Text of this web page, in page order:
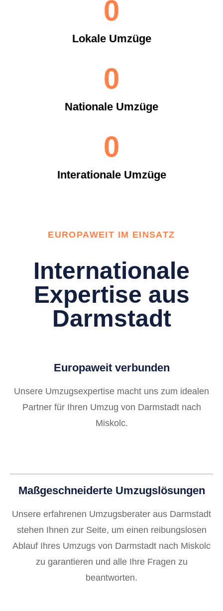
Lokale Umzüge
0
Nationale Umzüge
0
Interationale Umzüge
0
EUROPAWEIT IM EINSATZ
Internationale
Expertise aus
Darmstadt
Europaweit verbunden
Unsere Umzugsexpertise macht uns zum idealen
Partner für Ihren Umzug von Darmstadt nach
Miskolc.
Maßgeschneiderte Umzugslösungen
Unsere erfahrenen Umzugsberater aus Darmstadt
stehen Ihnen zur Seite, um einen reibungslosen
Ablauf Ihres Umzugs von Darmstadt nach Miskolc
zu garantieren und alle Ihre Fragen zu
beantworten.